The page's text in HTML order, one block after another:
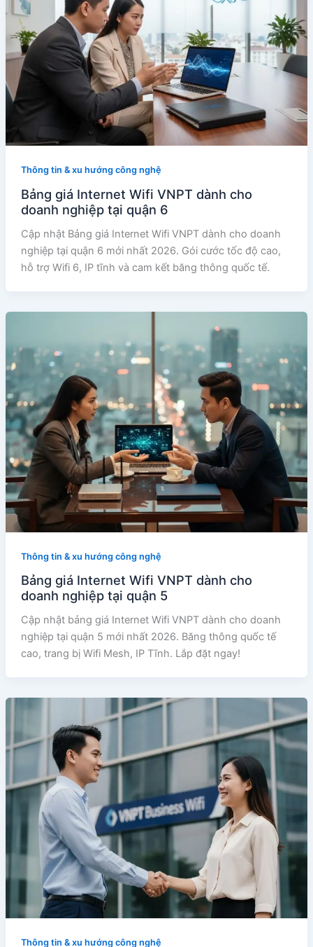
Thông tin & xu hướng công nghệ
Bảng giá Internet Wifi VNPT dành cho
doanh nghiệp tại quận 6
Cập nhật Bảng giá Internet Wifi VNPT dành cho doanh
nghiệp tại quận 6 mới nhất 2026. Gói cước tốc độ cao,
hỗ trợ Wifi 6, IP tĩnh và cam kết băng thông quốc tế.
Thông tin & xu hướng công nghệ
Bảng giá Internet Wifi VNPT dành cho
doanh nghiệp tại quận 5
Cập nhật bảng giá Internet Wifi VNPT dành cho doanh
nghiệp tại quận 5 mới nhất 2026. Băng thông quốc tế
cao, trang bị Wifi Mesh, IP Tĩnh. Lắp đặt ngay!
Thông tin & xu hướng công nghệ